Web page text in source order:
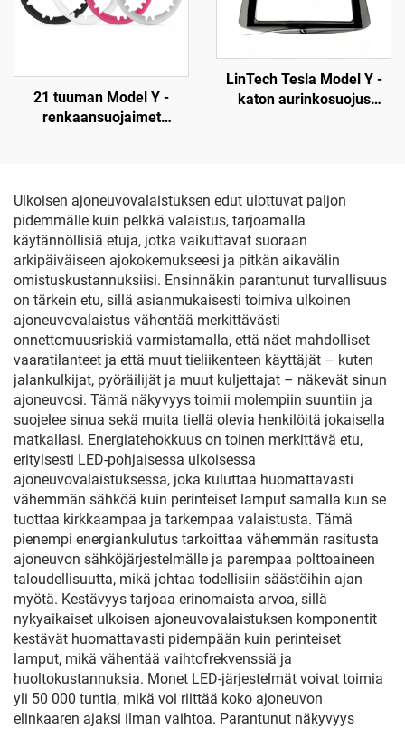
21 tuuman Model Y -
renkaansuojaimet
LinTech Tesla Model Y -
katon aurinkosuojus
UV-säteilyltä
Ulkoisen ajoneuvovalaistuksen edut ulottuvat paljon
pidemmälle kuin pelkkä valaistus, tarjoamalla
käytännöllisiä etuja, jotka vaikuttavat suoraan
arkipäiväiseen ajokokemukseesi ja pitkän aikavälin
omistuskustannuksiisi. Ensinnäkin parantunut turvallisuus
on tärkein etu, sillä asianmukaisesti toimiva ulkoinen
ajoneuvovalaistus vähentää merkittävästi
onnettomuusriskiä varmistamalla, että näet mahdolliset
vaaratilanteet ja että muut tieliikenteen käyttäjät – kuten
jalankulkijat, pyöräilijät ja muut kuljettajat – näkevät sinun
ajoneuvosi. Tämä näkyvyys toimii molempiin suuntiin ja
suojelee sinua sekä muita tiellä olevia henkilöitä jokaisella
matkallasi. Energiatehokkuus on toinen merkittävä etu,
erityisesti LED-pohjaisessa ulkoisessa
ajoneuvovalaistuksessa, joka kuluttaa huomattavasti
vähemmän sähköä kuin perinteiset lamput samalla kun se
tuottaa kirkkaampaa ja tarkempaa valaistusta. Tämä
pienempi energiankulutus tarkoittaa vähemmän rasitusta
ajoneuvon sähköjärjestelmälle ja parempaa polttoaineen
taloudellisuutta, mikä johtaa todellisiin säästöihin ajan
myötä. Kestävyys tarjoaa erinomaista arvoa, sillä
nykyaikaiset ulkoisen ajoneuvovalaistuksen komponentit
kestävät huomattavasti pidempään kuin perinteiset
lamput, mikä vähentää vaihtofrekvenssiä ja
huoltokustannuksia. Monet LED-järjestelmät voivat toimia
yli 50 000 tuntia, mikä voi riittää koko ajoneuvon
elinkaaren ajaksi ilman vaihtoa. Parantunut näkyvyys